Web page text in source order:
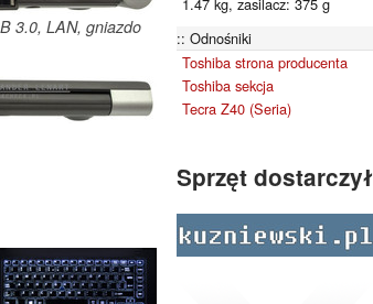
3.0, LAN, gniazdo
Odnośniki
Toshiba strona producenta
Toshiba sekcja
Tecra Z40 (Seria)
Sprzęt dostarczył